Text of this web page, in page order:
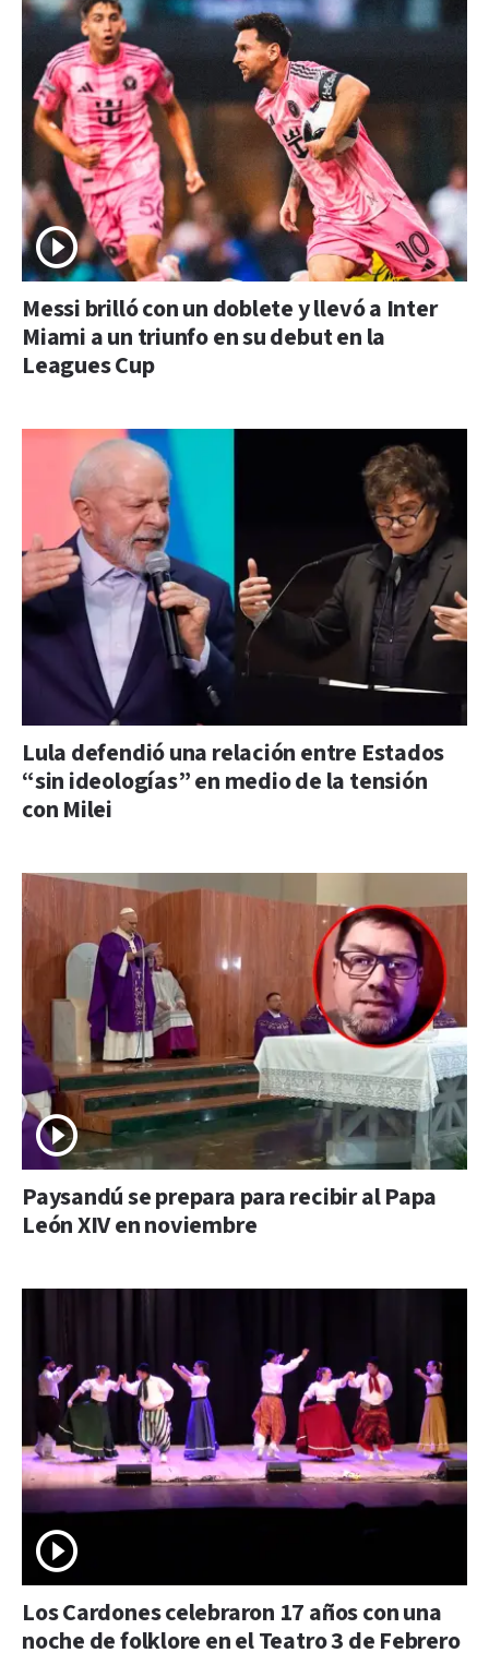
Messi brilló con un doblete y llevó a Inter
Miami a un triunfo en su debut en la
Leagues Cup
Lula defendió una relación entre Estados
“sin ideologías” en medio de la tensión
con Milei
Paysandú se prepara para recibir al Papa
León XIV en noviembre
Los Cardones celebraron 17 años con una
noche de folklore en el Teatro 3 de Febrero